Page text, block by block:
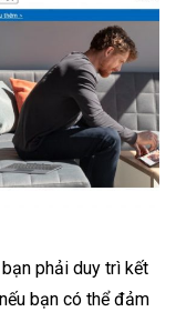
phải duy trì kết
bạn có thể đảm